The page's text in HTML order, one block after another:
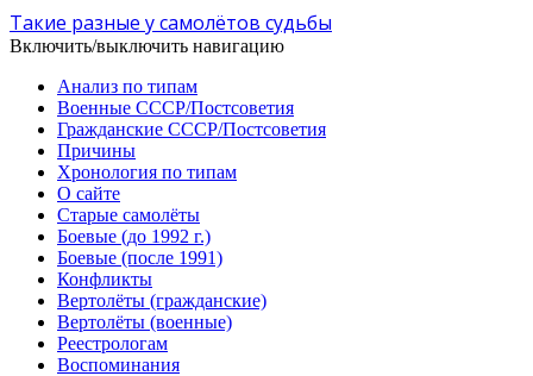
Такие разные у самолётов судьбы
Включить/выключить навигацию
Анализ по типам
Военные СССР/Постсоветия
Гражданские СССР/Постсоветия
Причины
Хронология по типам
О сайте
Старые самолёты
Боевые (до 1992 г.)
Боевые (после 1991)
Конфликты
Вертолёты (гражданские)
Вертолёты (военные)
Реестрологам
Воспоминания